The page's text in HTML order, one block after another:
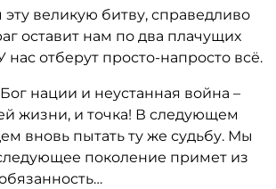
из страны и изгнание.
судьбу Моншиадзе описал в
поисках Рая», где
даже рисунки.
великую битву, справедливо
оставит нам по два плачущих
нас отберут просто-напросто всё.
нации и неустанная война –
жизни, и точка! В следующем
вновь пытать ту же судьбу. Мы
поколение примет из